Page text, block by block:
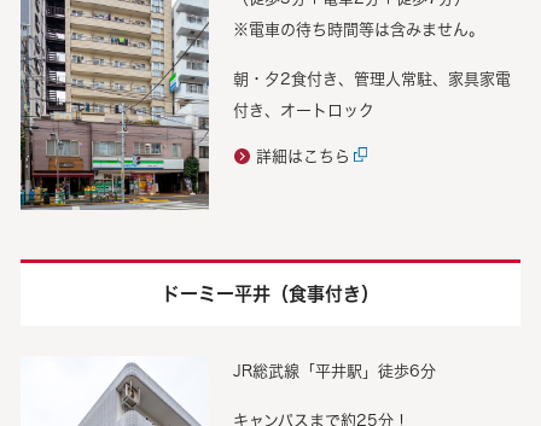
※電車の待ち時間等は含みません。
朝・夕2食付き、管理人常駐、家具家電
付き、オートロック
詳細はこちら
ドーミー平井（食事付き）
JR総武線「平井駅」徒歩6分
キャンパスまで約25分！